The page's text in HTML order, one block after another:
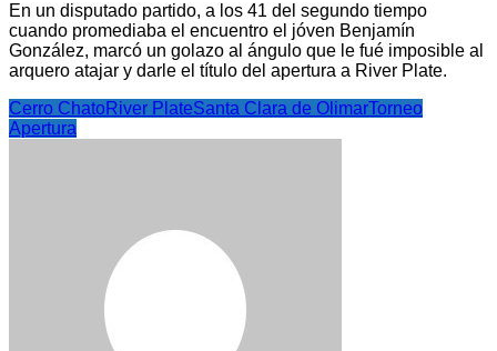
En un disputado partido, a los 41 del segundo tiempo
cuando promediaba el encuentro el jóven Benjamín
González, marcó un golazo al ángulo que le fué imposible al
arquero atajar y darle el título del apertura a River Plate.
Cerro ChatoRiver PlateSanta Clara de OlimarTorneo
Apertura